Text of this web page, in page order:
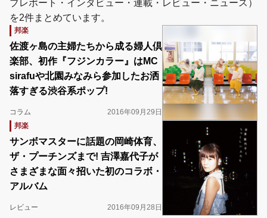
ブレポート・インタビュー・連載・レビュー・ニュース）
を2件まとめています。
邦楽
佐渡ヶ島の主婦たちから成る婦人倶
楽部、初作『フジンカラー』はMC
sirafuや北園みなみら参加したお洒
落すぎる渋谷系ポップ!
コラム
2016年09月29日
邦楽
サンボマスターに話題の岡崎体育、
ザ・プーチンズまで! 吉澤嘉代子が
さまざまな面々招いた初のコラボ・
アルバム
レビュー 2016年09月28日